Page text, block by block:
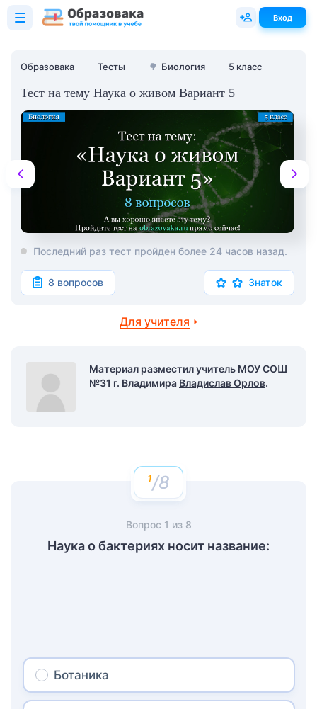
Образовака Тесты 🌳 Биология 5 класс
Тест на тему Наука о живом Вариант 5
Последний раз тест пройден более 24 часов назад.
8 вопросов Знаток
Для учителя
Материал разместил учитель МОУ СОШ
№31 г. Владимира Владислав Орлов.
/8
Вопрос 1 из 8
Наука о бактериях носит название:
Ботаника
Вход